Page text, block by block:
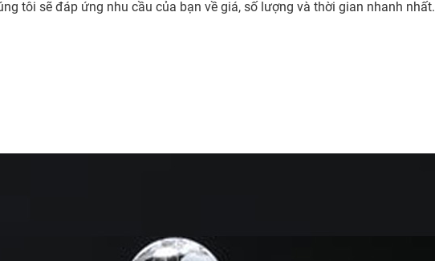
tôi sẽ đáp ứng nhu cầu của bạn về giá, số lượng và thời gian nhanh nhất.